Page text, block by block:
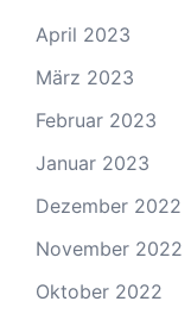
April 2023
März 2023
Februar 2023
Januar 2023
Dezember 2022
November 2022
Oktober 2022